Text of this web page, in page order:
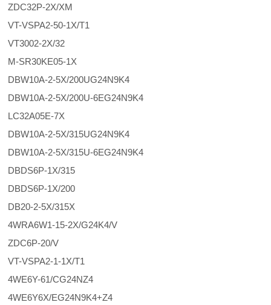
ZDC32P-2X/XM
VT-VSPA2-50-1X/T1
VT3002-2X/32
M-SR30KE05-1X
DBW10A-2-5X/200UG24N9K4
DBW10A-2-5X/200U-6EG24N9K4
LC32A05E-7X
DBW10A-2-5X/315UG24N9K4
DBW10A-2-5X/315U-6EG24N9K4
DBDS6P-1X/315
DBDS6P-1X/200
DB20-2-5X/315X
4WRA6W1-15-2X/G24K4/V
ZDC6P-20/V
VT-VSPA2-1-1X/T1
4WE6Y-61/CG24NZ4
4WE6Y6X/EG24N9K4+Z4